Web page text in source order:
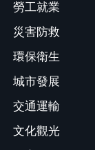
勞工就業
災害防救
環保衛生
城市發展
交通運輸
文化觀光